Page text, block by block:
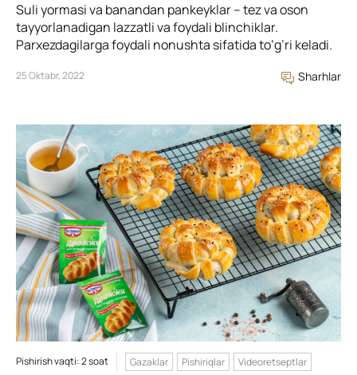
Suli yormasi va banandan pankeyklar – tez va oson
tayyorlanadigan lazzatli va foydali blinchiklar.
Parxezdagilarga foydali nonushta sifatida to’g’ri keladi.
25 Oktabr, 2022 Sharhlar
Pishirish vaqti: 2 soat Gazaklar Pishiriqlar Videoretseptlar